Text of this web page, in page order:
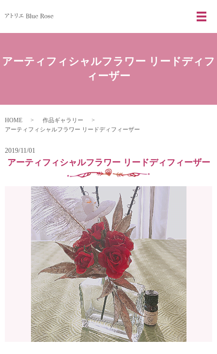
メ
アーティフィシャルフラワー リードディフ
ィーザー
HOME
作品ギャラリー
アーティフィシャルフラワー リードディフィーザー
2019/11/01
アーティフィシャルフラワー リードディフィーザー